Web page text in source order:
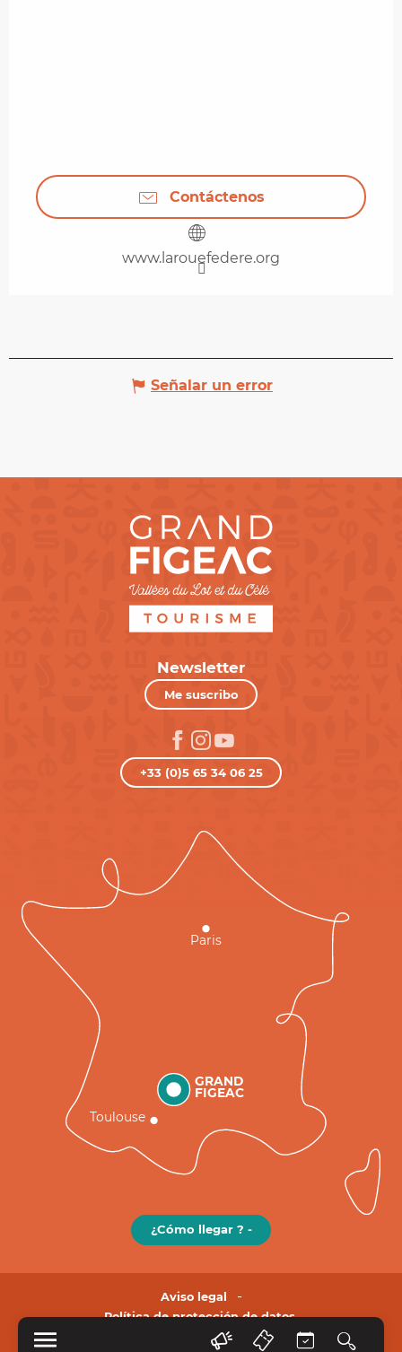
Contáctenos
www.larouefedere.org
Señalar un error
Newsletter
Me suscribo
+33 (0)5 65 34 06 25
GRAND
FIGEAC
Toulouse
Paris
¿Cómo llegar ? -
Aviso legal
Política de protección de datos.